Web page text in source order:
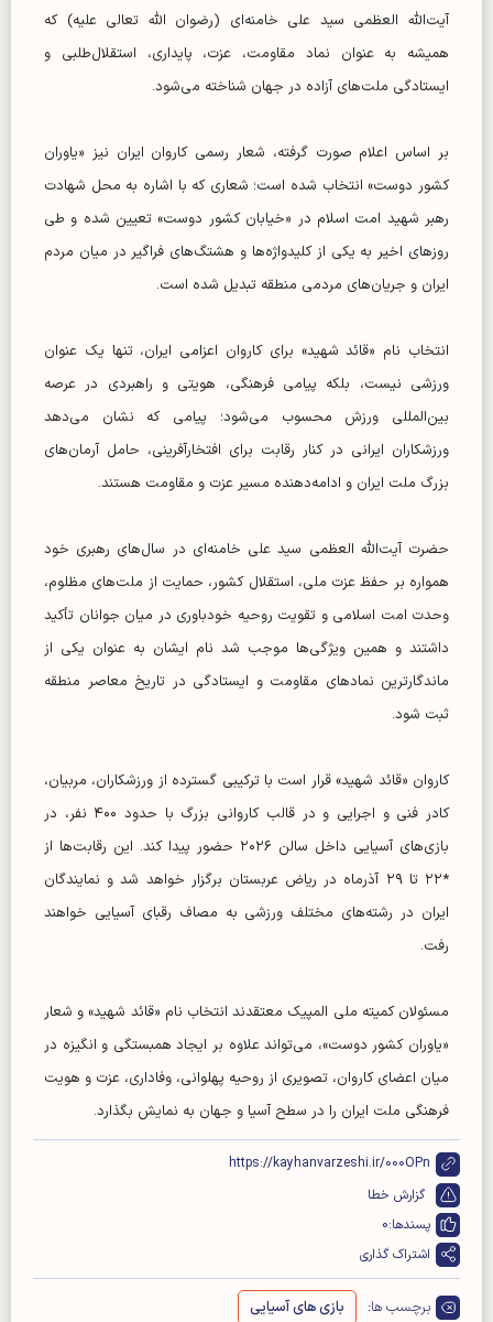
آیت‌الله العظمی سید علی خامنه‌ای (رضوان الله تعالی علیه) که
همیشه به عنوان نماد مقاومت، عزت، پایداری، استقلال‌طلبی و
ایستادگی ملت‌های آزاده در جهان شناخته می‌شود.
بر اساس اعلام صورت گرفته، شعار رسمی کاروان ایران نیز «یاوران
کشور دوست» انتخاب شده است؛ شعاری که با اشاره به محل شهادت
رهبر شهید امت اسلام در «خیابان کشور دوست» تعیین شده و طی
روز‌های اخیر به یکی از کلیدواژه‌ها و هشتگ‌های فراگیر در میان مردم
ایران و جریان‌های مردمی منطقه تبدیل شده است.
انتخاب نام «قائد شهید» برای کاروان اعزامی ایران، تنها یک عنوان
ورزشی نیست، بلکه پیامی فرهنگی، هویتی و راهبردی در عرصه
بین‌المللی ورزش محسوب می‌شود؛ پیامی که نشان می‌دهد
ورزشکاران ایرانی در کنار رقابت برای افتخارآفرینی، حامل آرمان‌های
بزرگ ملت ایران و ادامه‌دهنده مسیر عزت و مقاومت هستند.
حضرت آیت‌الله العظمی سید علی خامنه‌ای در سال‌های رهبری خود
همواره بر حفظ عزت ملی، استقلال کشور، حمایت از ملت‌های مظلوم،
وحدت امت اسلامی و تقویت روحیه خودباوری در میان جوانان تأکید
داشتند و همین ویژگی‌ها موجب شد نام ایشان به عنوان یکی از
ماندگارترین نماد‌های مقاومت و ایستادگی در تاریخ معاصر منطقه
ثبت شود.
کاروان «قائد شهید» قرار است با ترکیبی گسترده از ورزشکاران، مربیان،
کادر فنی و اجرایی و در قالب کاروانی بزرگ با حدود ۴۰۰ نفر، در
بازی‌های آسیایی داخل سالن ۲۰۲۶ حضور پیدا کند. این رقابت‌ها از
*۲۲ تا ۲۹ آذرماه در ریاض عربستان برگزار خواهد شد و نمایندگان
ایران در رشته‌های مختلف ورزشی به مصاف رقبای آسیایی خواهند
رفت.
مسئولان کمیته ملی المپیک معتقدند انتخاب نام «قائد شهید» و شعار
«یاوران کشور دوست»، می‌تواند علاوه بر ایجاد همبستگی و انگیزه در
میان اعضای کاروان، تصویری از روحیه پهلوانی، وفاداری، عزت و هویت
فرهنگی ملت ایران را در سطح آسیا و جهان به نمایش بگذارد.
https://kayhanvarzeshi.ir/000OPn
گزارش خطا
پسندها:0
اشتراک گذاری
برچسب ها: بازی های آسیایی